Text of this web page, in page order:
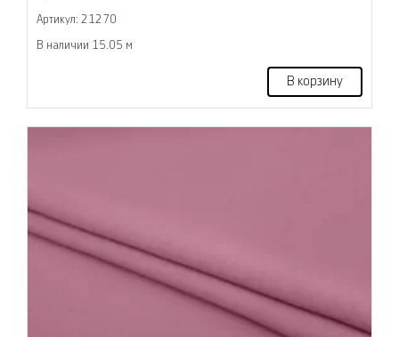
Артикул: 21270
В наличии 15.05 м
В корзину